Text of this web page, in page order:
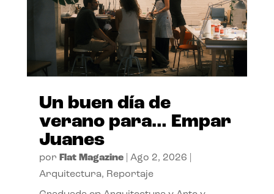
Un buen día de
verano para… Empar
Juanes
por Flat Magazine| Ago 2, 2026
Arquitectura, Reportaje